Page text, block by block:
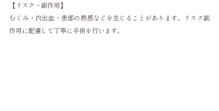
【リスク・副作用】
むくみ・内出血・患部の熱感などを生じることがあります。リスク副
作用に配慮して丁寧に手術を行います。